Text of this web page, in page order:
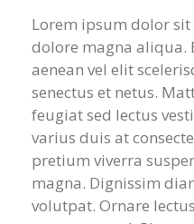
Lorem ipsum dolor
dolore magna aliqua.
aenean vel elit
senectus et netus.
feugiat sed lectus
varius duis at
pretium viverra
magna. Dignissim
volutpat. Ornare